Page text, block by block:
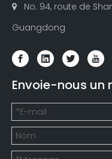

No. 94, route de
Guangdong
Envoie-nous un